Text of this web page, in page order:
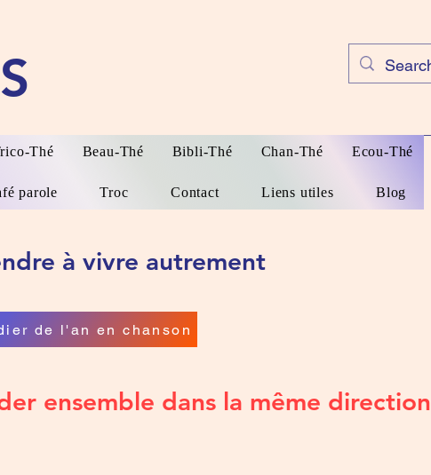
Thé Beau-Thé Bibli-Thé Chan-Thé Ecou-Thé
parole Troc Contact Liens utiles Blog
à vivre autrement
de l'an en chanson
ensemble dans la même direction